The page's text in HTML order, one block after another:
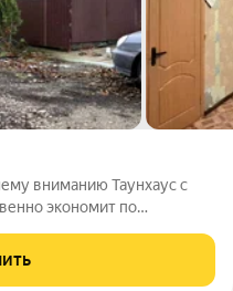
вниманию Таунхаус с
экономит по
ремонт. Во дворе 1